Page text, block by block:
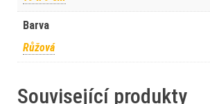
Barva
Růžová
Související produkty